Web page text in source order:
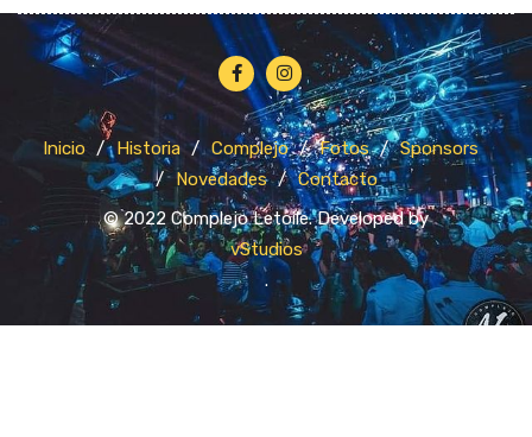
Inicio Historia Complejo Fotos
Sponsors
Novedades
Contacto
© 2022 Complejo Letoile. Developed by
vStudios
.